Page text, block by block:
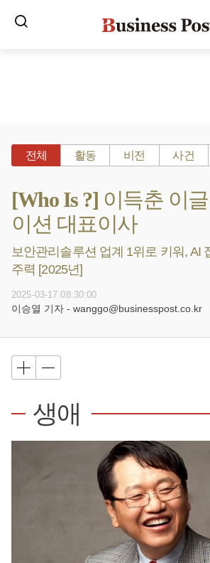
전체 활동 비전 사건
[Who Is ?] 이득춘 이
이션 대표이사
보안관리솔루션 업계 1위로 키워, AI
주력 [2025년]
2025-03-17 08:30:00
이승열 기자 - wanggo@businesspost.co.kr
생애